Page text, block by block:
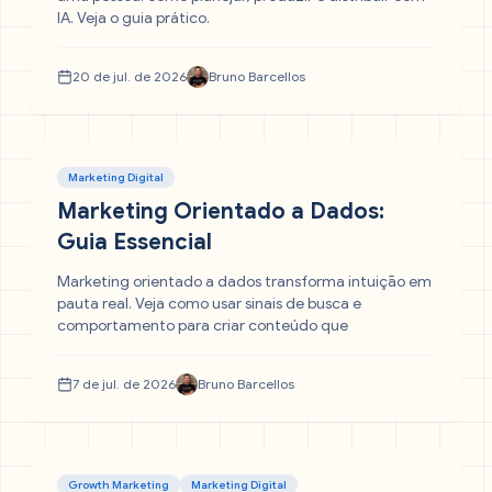
IA. Veja o guia prático.
20 de jul. de 2026 Bruno Barcellos
Marketing Digital
Marketing Orientado a Dados:
Guia Essencial
Marketing orientado a dados transforma intuição em
pauta real. Veja como usar sinais de busca e
comportamento para criar conteúdo que
7 de jul. de 2026 Bruno Barcellos
Growth Marketing Marketing Digital